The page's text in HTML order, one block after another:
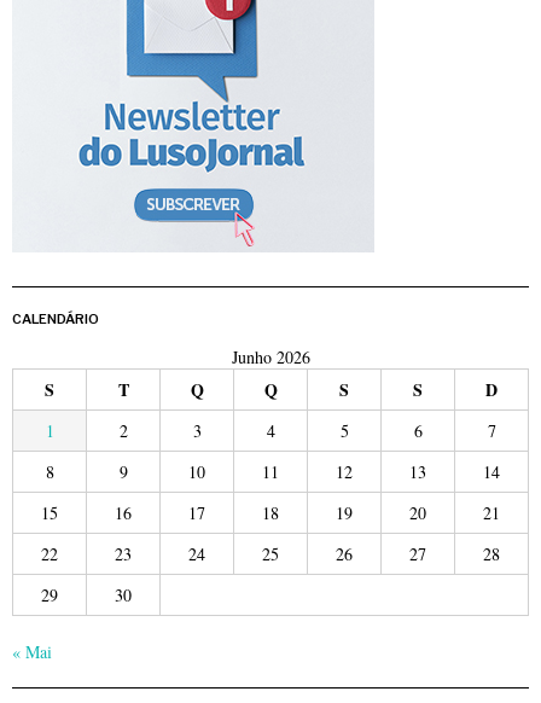
CALENDÁRIO
Junho 2026
S T Q Q S S D
1 2 3 4 5 6
7
8
9 10 11 12 13
14
15
16 17 18 19 20
21
22
23 24 25 26 27
28
29
30
« Mai